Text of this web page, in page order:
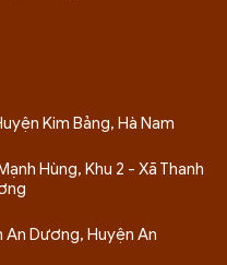
Kim Bảng, Hà Nam
Hùng, Khu 2 - Xã Thanh
An Dương, Huyện An